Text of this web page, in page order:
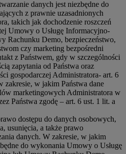
danych jest niezbędne do
z prawnie uzasadnionych
takich jak dochodzenie roszczeń
Umowy o Usługę Informacyjno-
Rachunku Demo, bezpieczeństwo,
czy marketing bezpośredni
z Państwem, gdy w szczególności
zapytania od Państwa oraz
gospodarczej Administratora- art. 6
w jakim Państwa dane
marketingowych Administratora w
Państwa zgodę – art. 6 ust. 1 lit. a
dostępu do danych osobowych,
usunięcia, a także prawo
danych. W zakresie, w jakim
do wykonania Umowy o Usługę